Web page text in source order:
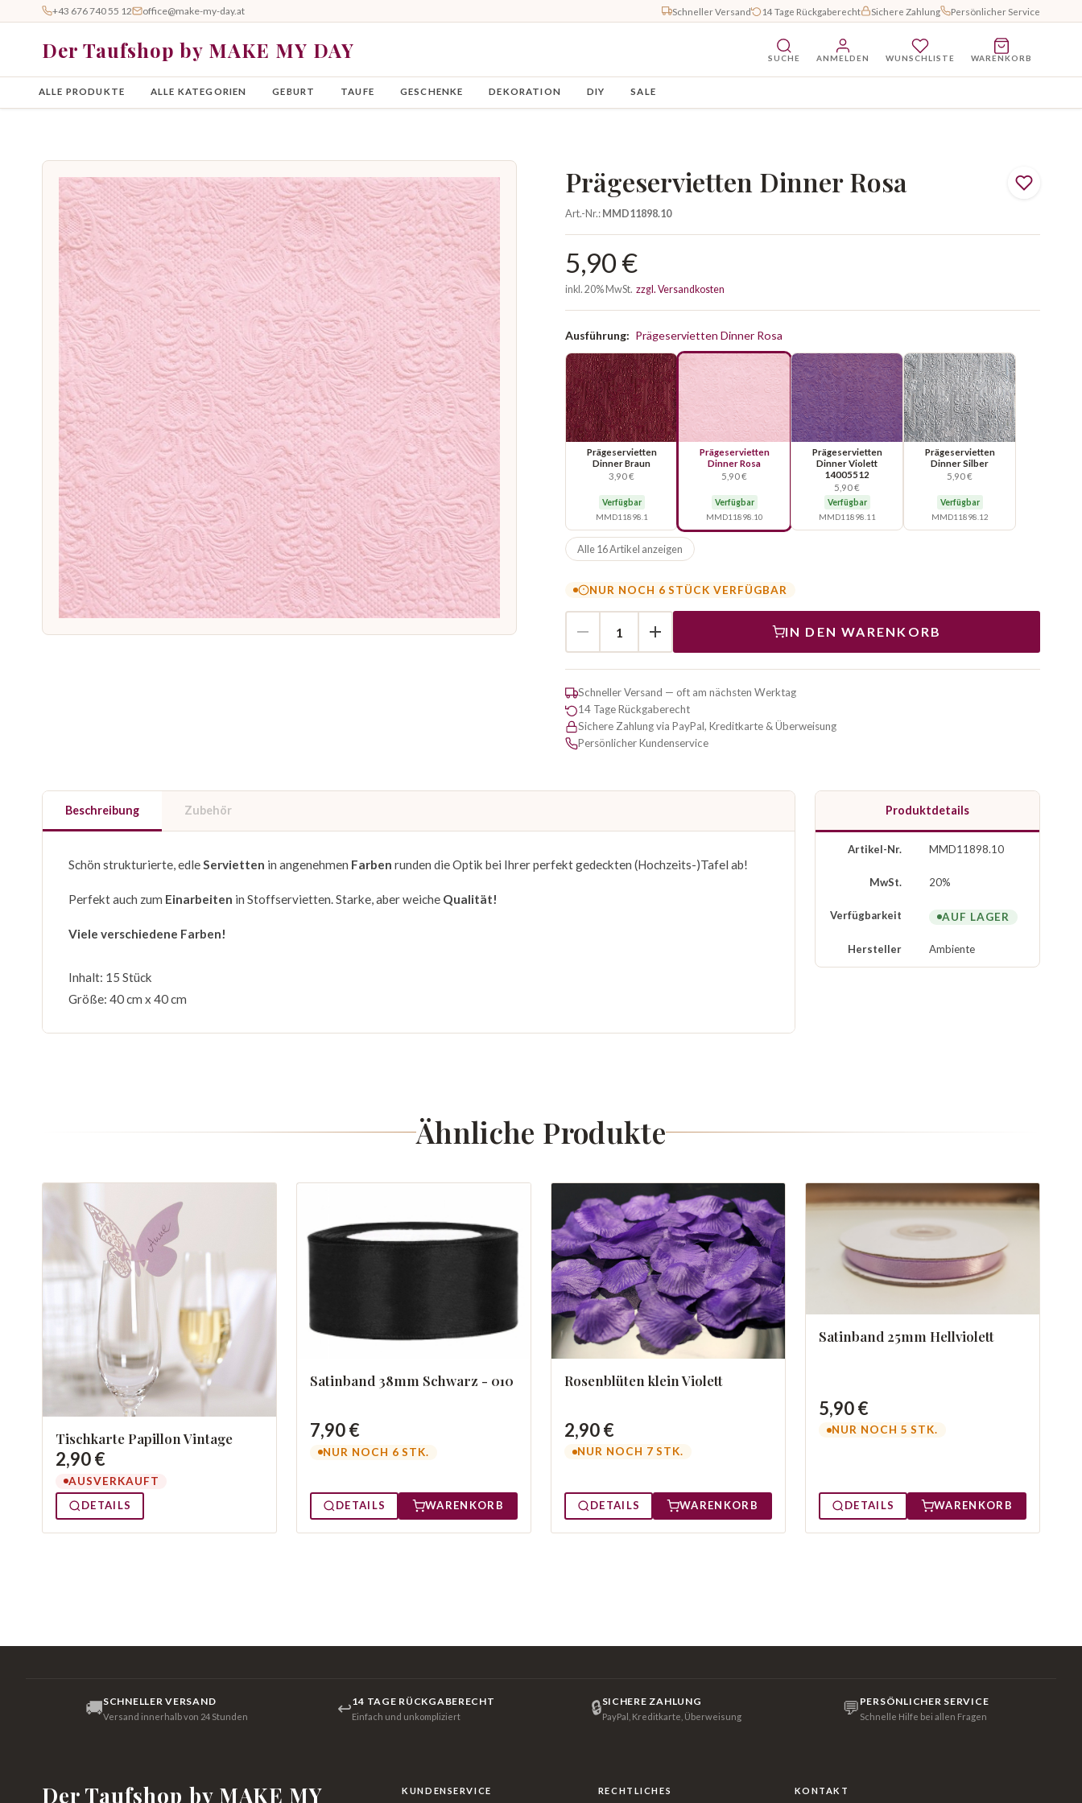
+43 676 740 55 12 office@make-my-day.at Schneller Versand 14 Tage Rückgaberecht Sichere Zahlung Persönlicher Service
Der Taufshop by MAKE MY DAY SUCHE ANMELDEN WUNSCHLISTE WARENKORB
ALLE PRODUKTE ALLE KATEGORIEN GEBURT TAUFE GESCHENKE DEKORATION DIY SALE
Prägeservietten Dinner Rosa
Art.-Nr.:MMD11898.10
5,90 €
inkl. 20% MwSt. zzgl. Versandkosten
Ausführung: Prägeservietten Dinner Rosa
Prägeservietten
Dinner Braun
3,90 €
Verfügbar
MMD11898.1
Prägeservietten
Dinner Rosa
5,90 €
Verfügbar
MMD11898.10
Prägeservietten
Dinner Violett
14005512
5,90 €
Verfügbar
MMD11898.11
Prägeservietten
Dinner Silber
5,90 €
Verfügbar
MMD11898.12
Alle 16 Artikel anzeigen
NUR NOCH 6 STÜCK VERFÜGBAR
IN DEN WARENKORB
Schneller Versand — oft am nächsten Werktag
14 Tage Rückgaberecht
Sichere Zahlung via PayPal, Kreditkarte & Überweisung
Persönlicher Kundenservice
Beschreibung Zubehör
Schön strukturierte, edleServietten in angenehmen Farben runden die Optik bei Ihrer perfekt gedeckten (Hochzeits-)Tafel ab!
Perfekt auch zum Einarbeiten in Stoffservietten. Starke, aber weiche Qualität!
Viele verschiedene Farben!
Inhalt: 15 Stück
Größe: 40 cm x 40 cm
Produktdetails
Artikel-Nr. MMD11898.10
MwSt. 20%
Verfügbarkeit AUF LAGER
Hersteller Ambiente
Ähnliche Produkte
Tischkarte Papillon Vintage
2,90 €
AUSVERKAUFT
DETAILS
Satinband 38mm Schwarz - 010
7,90 €
NUR NOCH 6 STK.
DETAILS WARENKORB
Rosenblüten klein Violett
2,90 €
NUR NOCH 7 STK.
DETAILS WARENKORB
Satinband 25mm Hellviolett
5,90 €
NUR NOCH 5 STK.
DETAILS WARENKORB
🚚SCHNELLER VERSAND
Versand innerhalb von 24 Stunden ↩14 TAGE RÜCKGABERECHT
Einfach und unkompliziert 🔒SICHERE ZAHLUNG
PayPal, Kreditkarte, Überweisung 💬 PERSÖNLICHER SERVICE
Schnelle Hilfe bei allen Fragen
Der Taufshop by MAKE MY KUNDENSERVICE RECHTLICHES KONTAKT